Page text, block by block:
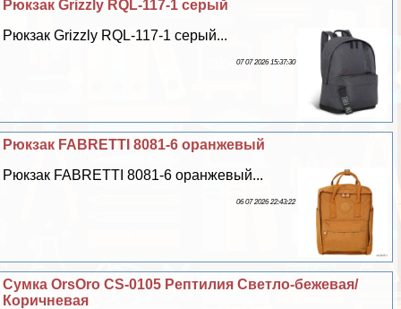
Рюкзак Grizzly RQL-117-1 серый
Рюкзак Grizzly RQL-117-1 серый...
07 07 2026 15:37:30
Рюкзак FABRETTI 8081-6 оранжевый
Рюкзак FABRETTI 8081-6 оранжевый...
06 07 2026 22:43:22
Сумка OrsOro CS-0105 Рептилия Светло-бежевая/
Коричневая